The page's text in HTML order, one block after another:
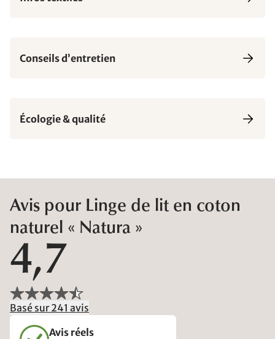
Conseils d’entretien
Écologie & qualité
Avis pour Linge de lit en coton
naturel « Natura »
4,7
Basé sur 241 avis
Avis réels